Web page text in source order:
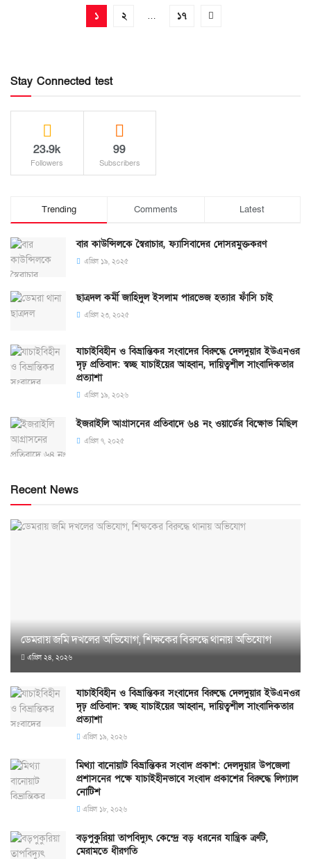
১ ২ … ১৭
Stay Connected test
23.9k
Followers
99
Subscribers
Trending Comments Latest
বার কাউন্সিলকে স্বৈরাচার, ফ্যাসিবাদের দোসরমুক্তকরণ
এপ্রিল ১৯, ২০২৫
ছাত্রদল কর্মী জাহিদুল ইসলাম পারভেজ হত্যার ফাঁসি চাই
এপ্রিল ২৩, ২০২৫
যাচাইবিহীন ও বিভ্রান্তিকর সংবাদের বিরুদ্ধে দেলদুয়ার ইউএনওর
দৃঢ় প্রতিবাদ: স্বচ্ছ যাচাইয়ের আহ্বান, দায়িত্বশীল সাংবাদিকতার
প্রত্যাশা
এপ্রিল ১৯, ২০২৬
ইজরাইলি আগ্রাসনের প্রতিবাদে ৬৪ নং ওয়ার্ডের বিক্ষোভ মিছিল
এপ্রিল ৭, ২০২৫
Recent News
ডেমরায় জমি দখলের অভিযোগ, শিক্ষকের বিরুদ্ধে থানায় অভিযোগ
এপ্রিল ২৪, ২০২৬
যাচাইবিহীন ও বিভ্রান্তিকর সংবাদের বিরুদ্ধে দেলদুয়ার ইউএনওর
দৃঢ় প্রতিবাদ: স্বচ্ছ যাচাইয়ের আহ্বান, দায়িত্বশীল সাংবাদিকতার
প্রত্যাশা
এপ্রিল ১৯, ২০২৬
মিথ্যা বানোয়াট বিভ্রান্তিকর সংবাদ প্রকাশ: দেলদুয়ার উপজেলা
প্রশাসনের পক্ষে যাচাইহীনভাবে সংবাদ প্রকাশের বিরুদ্ধে লিগ্যাল
নোটিশ
এপ্রিল ১৮, ২০২৬
বড়পুকুরিয়া তাপবিদ্যুৎ কেন্দ্রে বড় ধরনের যান্ত্রিক ত্রুটি,
মেরামতে ধীরগতি